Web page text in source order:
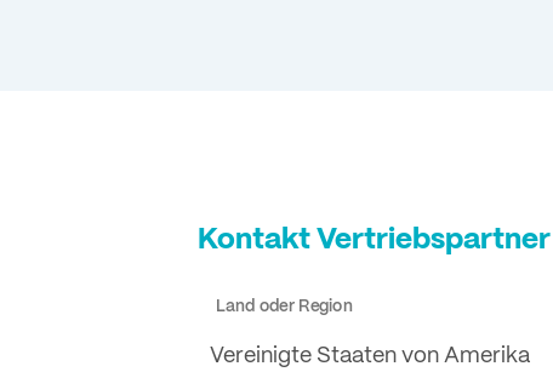
Kontakt Vertriebspartner
Land oder Region
Vereinigte Staaten von Amerika